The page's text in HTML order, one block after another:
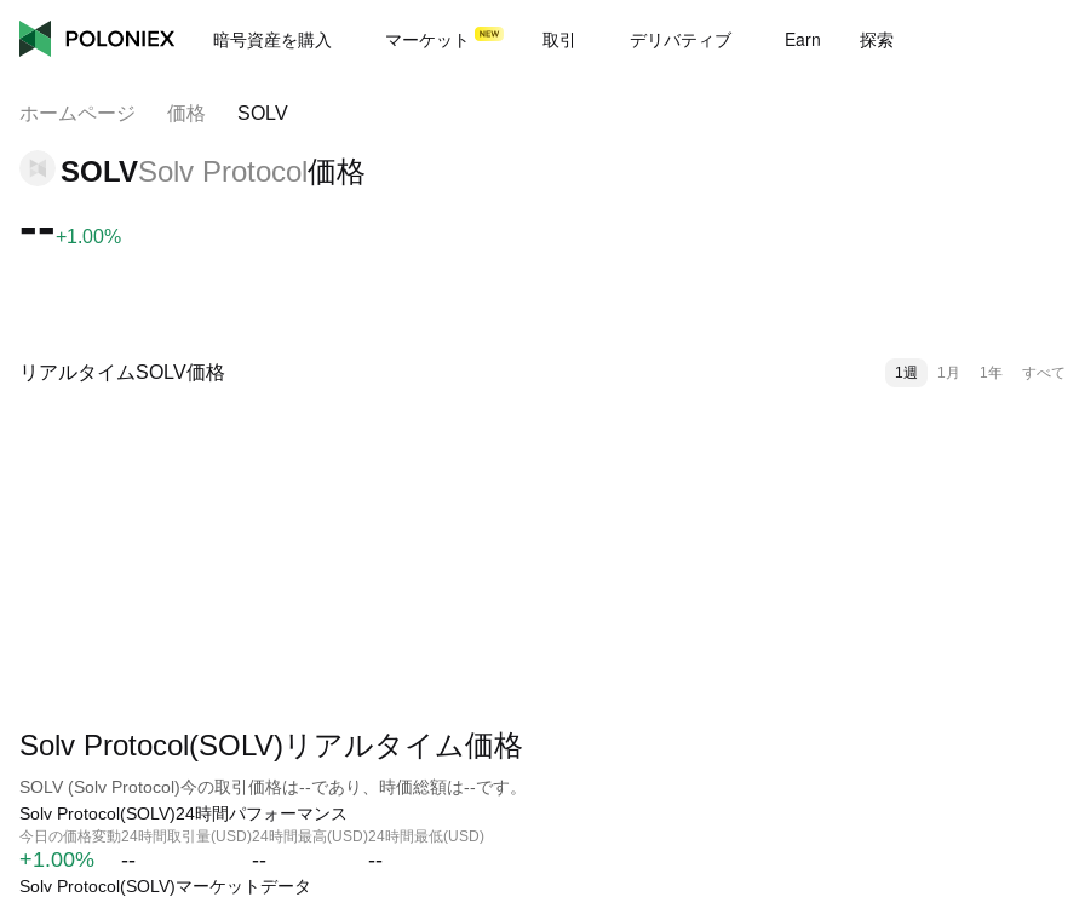
暗号資産を購入 マーケット 取引 デリバティブ Earn 探索
ホームページ 価格 SOLV
SOLVSolv Protocol価格
--+1.00%
リアルタイムSOLV価格 1週 1月 1年 すべて
Solv Protocol(SOLV)リアルタイム価格
SOLV (Solv Protocol)今の取引価格は--であり、時価総額は--です。
Solv Protocol(SOLV)24時間パフォーマンス
今日の価格変動
+1.00%
24時間取引量(USD)
--
24時間最高(USD)
--
24時間最低(USD)
--
Solv Protocol(SOLV)マーケットデータ